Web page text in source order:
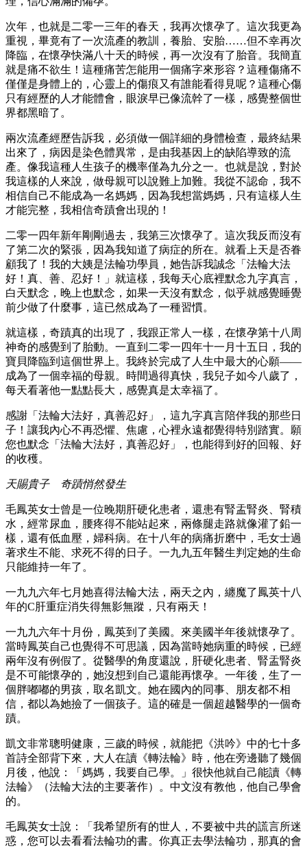
次年，也就是二零一三年的春天，我再次懷孕了。這次我更為
重視，畢竟有了一次流產的教訓，養胎、安胎……但不幸再次
降臨，在懷孕快滿八十天的時候，再一次沒有了胎音。我簡直
就是痛不欲生！這種痛苦怎能用一個痛字來形容？這種傷痛不
僅僅是身體上的，心靈上的傷痕又有誰能看得見呢？這種心傷
只有經歷的人才能體會，眼淚早已像流幹了一樣，感覺整個世
界都黑暗了。
兩次流產經歷告訴我，必須做一個詳細的身體檢查，最終結果
出來了，病因是染色體異常，是由我基因上的缺陷導致的流
產。像我這種人生孩子的機率僅為九分之一。也就是說，對於
我這樣的人來說，做母親可以說難上加難。我從不認命，我不
相信自己不能成為一名媽媽，因為我想當媽媽，只有這樣人生
才能完整，我相信奇蹟會出現的！
二零一四年新年剛剛過去，我第三次懷孕了。這次我反而沒有
了第二次的緊張，因為我知道了病症的所在。就看上天是否眷
顧我了！我的大姨是法輪功學員，她告訴我誠念「法輪大法
好！真、善、忍好！」就這樣，我每天心底裡默念九字真言，
白天默念，晚上也默念，如果一天沒有默念，似乎就感覺睡覺
前少做了什麼事，這已然成為了一種習慣。
就這樣，奇蹟真的出現了，我跟正常人一樣，在懷孕第十八周
神奇的感覺到了胎動。一直到二零一四年十一月十五日，我的
寶貝降臨到這個世界上。我終於完成了人生中最大的心願——
成為了一個幸福的母親。時間過得真快，我兒子如今八歲了，
每天看著他一點點長大，感覺真是太幸福了。
感謝「法輪大法好，真善忍好」，這九字真言陪伴我的那些日
子！讓我內心不再恐懼、焦慮，心裡永遠都覺得特別踏實。願
您也默念「法輪大法好，真善忍好」，也能得到好的回報、好
的收穫。
天賜貴子 奇蹟悄然發生
毛鳳英女士曾是一位晚期肝硬化患者，還患有腎盂腎炎、腎積
水，經常尿血，腰疼得不能站起來，兩條腿走路就像灌了鉛一
樣，還有低血壓，婦科病。在十八年的病痛折磨中，毛女士過
著求生不能、求死不得的日子。一九九五年醫生判定她的生命
只能維持一年了。
一九九六年七月她喜得法輪大法，兩天之內，纏魔了鳳英十八
年的C肝重症消失得無影無蹤，只有兩天！
一九九六年十月份，鳳英到了美國。來美國半年後就懷孕了。
當時鳳英自己也覺得不可思議，因為當時她病重的時候，已經
兩年沒有例假了。從醫學的角度還說，肝硬化患者、腎盂腎炎
是不可能懷孕的，她沒想到自己還能再懷孕。一年後，生了一
個胖嘟嘟的男孩，取名凱文。她在國內的同事、朋友都不相
信，都以為她撿了一個孩子。這的確是一個超越醫學的一個奇
蹟。
凱文非常聰明健康，三歲的時候，就能把《洪吟》中的七十多
首詩全部背下來，大人在讀《轉法輪》時，他在旁邊聽了幾個
月後，他說：「媽媽，我要自己學。」很快他就自己能讀《轉
法輪》（法輪大法的主要著作）。中文沒有教他，他自己學會
的。
毛鳳英女士說：「我希望所有的世人，不要被中共的謊言所迷
惑，您可以去看看法輪功的書。你真正去學法輪功，那真的會